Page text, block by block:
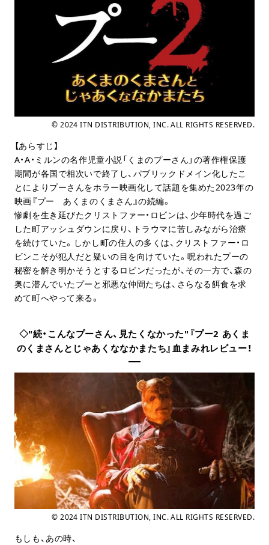
© 2024 ITN DISTRIBUTION, INC. ALL RIGHTS RESERVED.
【あらすじ】
A・A・ミルンの名作児童小説「くまのプーさん」の著作権保護
期間が各国で相次いで終了し、パブリックドメイン化したこ
とによりプーさんをホラー映画化して話題を集めた2023年の
映画『プー あくまのくまさん』の続編。
惨劇を生き延びたクリストファー・ロビンは、少年時代を過ご
した町アッシュダウンに戻り、トラウマに苦しみながら治療
を続けていた。しかし町の住人の多くは、クリストファー・ロ
ビンこそが犯人だと疑いの目を向けていた。呪われたプーの
秘密を解き明かそうとするロビンだったが、その一方で、森の
奥に潜んでいたプーと邪悪な仲間たちは、さらなる餌食を求
めて町へやって来る。
◇"続・こんなプーさん、見たくなかった"『プー2 あくま
のくまさんとじゃあくななかまたち』血まみれレビュー！
© 2024 ITN DISTRIBUTION, INC. ALL RIGHTS RESERVED.
もしも、あの時、